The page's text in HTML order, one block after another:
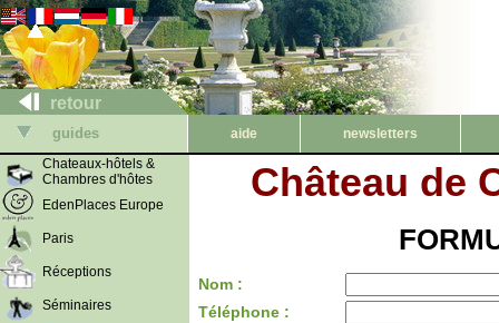
retour
guides aide
newsletters
Chateaux-hôtels &
Chambres d'hôtes
EdenPlaces Europe
Paris
Réceptions
Séminaires
Château de
Nom :
Téléphone :